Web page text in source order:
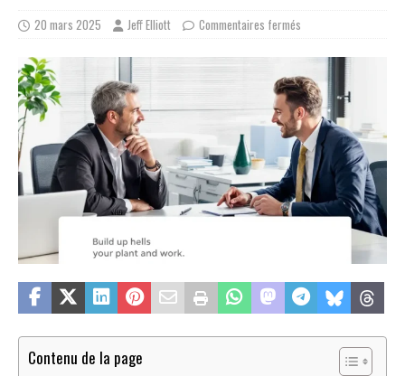
20 mars 2025 Jeff Elliott Commentaires fermés
Contenu de la page